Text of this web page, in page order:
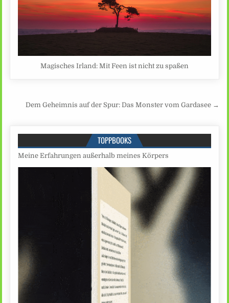
Magisches Irland: Mit Feen ist nicht zu spaßen
Beitragsnavigation
Dem Geheimnis auf der Spur: Das Monster vom Gardasee →
TOPPBOOKS
Meine Erfahrungen außerhalb meines Körpers